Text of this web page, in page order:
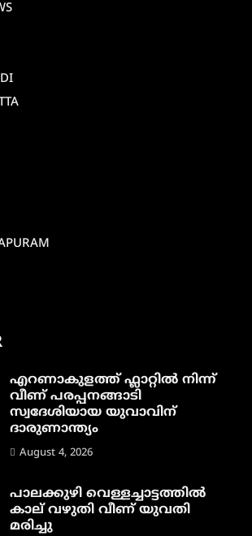
എറണാകുളത്ത് ഫ്ലാറ്റിൽ നിന്ന്
വീണ് പരപ്പനങ്ങാടി
സ്വദേശിയായ യുവാവിന്
ദാരുണാന്ത്യം
August 4, 2026
പാലക്കുഴി വെള്ളച്ചാട്ടത്തില്‍
കാല് വഴുതി വീണ് യുവതി
മരിച്ചു